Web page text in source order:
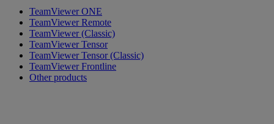
TeamViewer ONE
TeamViewer Remote
TeamViewer (Classic)
TeamViewer Tensor
TeamViewer Tensor (Classic)
TeamViewer Frontline
Other products